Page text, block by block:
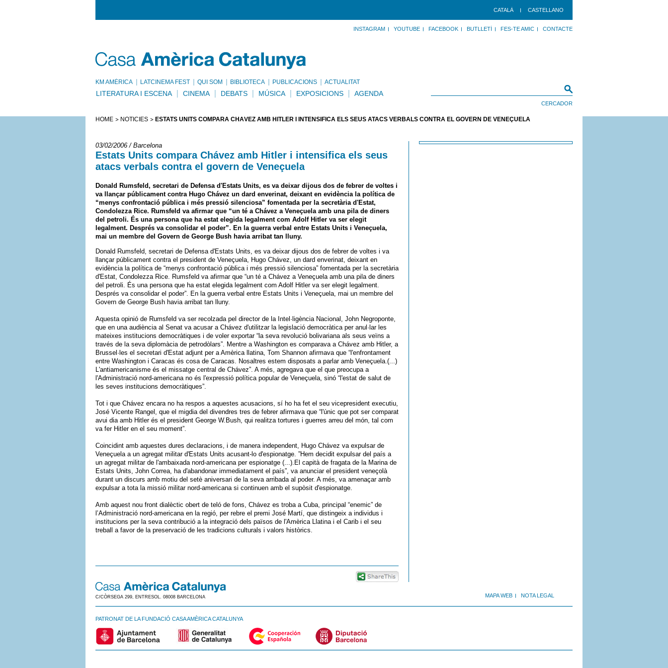
CATALÀ CASTELLANO
INSTAGRAM YOUTUBE FACEBOOK BUTLLETÍ FES-TE AMIC CONTACTE
KM AMÈRICA LATCINEMA FEST QUI SOM BIBLIOTECA PUBLICACIONS ACTUALITAT
LITERATURA I ESCENA CINEMA DEBATS MÚSICA EXPOSICIONS AGENDA
HOME NOTÍCIES ESTATS UNITS COMPARA CHÁVEZ AMB HITLER I INTENSIFICA ELS SEUS ATACS VERBALS CONTRA EL GOVERN DE VENEÇUELA
03/02/2006 / Barcelona
Estats Units compara Chávez amb Hitler i intensifica els seus
atacs verbals contra el govern de Veneçuela
Donald Rumsfeld, secretari de Defensa d'Estats Units, es va deixar dijous dos de febrer de voltes i
va llançar públicament contra Hugo Chávez un dard enverinat, deixant en evidència la política de
“menys confrontació pública i més pressió silenciosa” fomentada per la secretària d'Estat,
Condolezza Rice. Rumsfeld va afirmar que “un té a Chávez a Veneçuela amb una pila de diners
del petroli. És una persona que ha estat elegida legalment com Adolf Hitler va ser elegit
legalment. Després va consolidar el poder”. En la guerra verbal entre Estats Units i Veneçuela,
mai un membre del Govern de George Bush havia arribat tan lluny.
Donald Rumsfeld, secretari de Defensa d'Estats Units, es va deixar dijous dos de febrer de voltes i va
llançar públicament contra el president de Veneçuela, Hugo Chávez, un dard enverinat, deixant en
evidència la política de “menys confrontació pública i més pressió silenciosa” fomentada per la secretària
d'Estat, Condolezza Rice. Rumsfeld va afirmar que “un té a Chávez a Veneçuela amb una pila de diners
del petroli. És una persona que ha estat elegida legalment com Adolf Hitler va ser elegit legalment.
Després va consolidar el poder”. En la guerra verbal entre Estats Units i Veneçuela, mai un membre del
Govern de George Bush havia arribat tan lluny.
Aquesta opinió de Rumsfeld va ser recolzada pel director de la Intel·ligència Nacional, John Negroponte,
que en una audiència al Senat va acusar a Chávez d'utilitzar la legislació democràtica per anul·lar les
mateixes institucions democràtiques i de voler exportar “la seva revolució bolivariana als seus veïns a
través de la seva diplomàcia de petrodòlars”. Mentre a Washington es comparava a Chávez amb Hitler, a
Brussel·les el secretari d'Estat adjunt per a Amèrica llatina, Tom Shannon afirmava que “l'enfrontament
entre Washington i Caracas és cosa de Caracas. Nosaltres estem disposats a parlar amb Veneçuela.(...)
L'antiamericanisme és el missatge central de Chávez”. A més, agregava que el que preocupa a
l'Administració nord-americana no és l'expressió política popular de Veneçuela, sinó “l'estat de salut de
les seves institucions democràtiques”.
Tot i que Chávez encara no ha respos a aquestes acusacions, sí ho ha fet el seu vicepresident executiu,
José Vicente Rangel, que el migdia del divendres tres de febrer afirmava que “l'únic que pot ser comparat
avui dia amb Hitler és el president George W.Bush, qui realitza tortures i guerres arreu del món, tal com
va fer Hitler en el seu moment”.
Coincidint amb aquestes dures declaracions, i de manera independent, Hugo Chávez va expulsar de
Veneçuela a un agregat militar d'Estats Units acusant-lo d'espionatge. ”Hem decidit expulsar del país a
un agregat militar de l'ambaixada nord-americana per espionatge (...).El capità de fragata de la Marina de
Estats Units, John Correa, ha d'abandonar immediatament el país”, va anunciar el president veneçolà
durant un discurs amb motiu del setè aniversari de la seva arribada al poder. A més, va amenaçar amb
expulsar a tota la missió militar nord-americana si continuen amb el supòsit d'espionatge.
Amb aquest nou front dialèctic obert de teló de fons, Chávez es troba a Cuba, principal “enemic” de
l’Administració nord-americana en la regió, per rebre el premi José Martí, que distingeix a individus i
institucions per la seva contribució a la integració dels països de l'Amèrica Llatina i el Carib i el seu
treball a favor de la preservació de les tradicions culturals i valors històrics.
MAPA WEB NOTA LEGAL
C/CÒRSEGA 299, ENTRESOL. 08008 BARCELONA
PATRONAT DE LA FUNDACIÓ CASA AMÈRICA CATALUNYA